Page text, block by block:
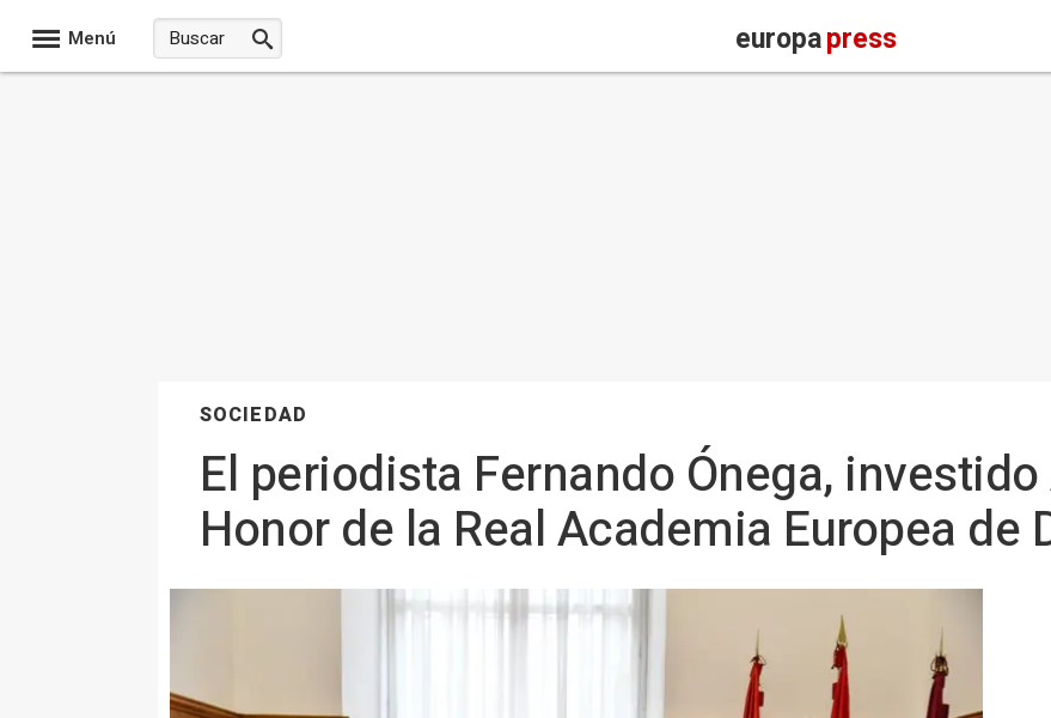
Menú europapress
SOCIEDAD
El periodista Fernando Ónega,
Honor de la Real Academia Europea de